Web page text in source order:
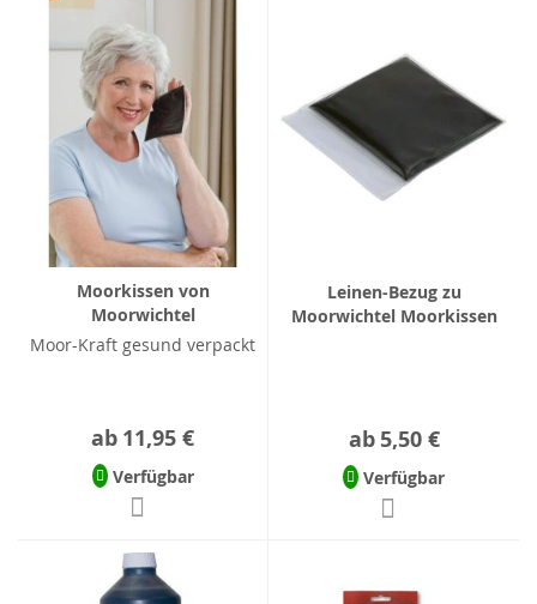
Moorkissen von
Moorwichtel
Moor-Kraft gesund verpackt
ab 11,95 €
Verfügbar
Leinen-Bezug zu
Moorwichtel Moorkissen
ab 5,50 €
Verfügbar